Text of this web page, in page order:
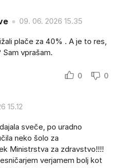
09. 06. 2026 15.35
plače za 40% . A je to res,
Sam vprašam.
0 0
15.12
sveče, po uradno
neko šolo za
Ministrstva za zdravstvo!!!!
verjamem bolj kot